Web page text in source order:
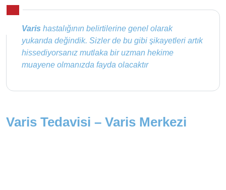
Varis hastalığının belirtilerine genel olarak
yukarıda değindik. Sizler de bu gibi şikayetleri artık
hissediyorsanız mutlaka bir uzman hekime
muayene olmanızda fayda olacaktır
Varis Tedavisi – Varis Merkezi